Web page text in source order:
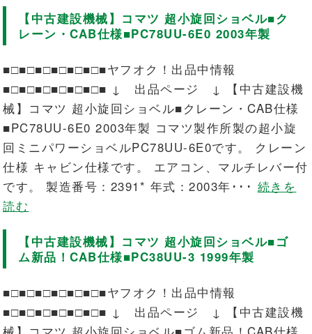
【中古建設機械】コマツ 超小旋回ショベル■ク
レーン・CAB仕様■PC78UU-6E0 2003年製
■□■□■□■□■□■□■ヤフオク！出品中情報
■□■□■□■□■□■□■ ↓ 出品ページ ↓ 【中古建設機
械】コマツ 超小旋回ショベル■クレーン・CAB仕様
■PC78UU-6E0 2003年製 コマツ製作所製の超小旋
回ミニパワーショベルPC78UU-6E0です。 クレーン
仕様 キャビン仕様です。 エアコン、マルチレバー付
です。 製造番号：2391* 年式：2003年･･･ 続きを
読む
【中古建設機械】コマツ 超小旋回ショベル■ゴ
ム新品！CAB仕様■PC38UU-3 1999年製
■□■□■□■□■□■□■ヤフオク！出品中情報
■□■□■□■□■□■□■ ↓ 出品ページ ↓ 【中古建設機